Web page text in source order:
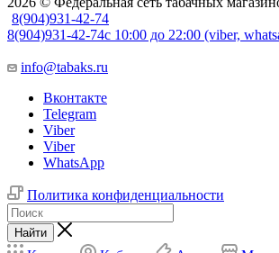
8(904)931-42-74
8(904)931-42-74с 10:00 до 22:00 (viber,
info@tabaks.ru
Вконтакте
Telegram
Viber
Viber
WhatsApp
Политика конфиденциальности
Найти